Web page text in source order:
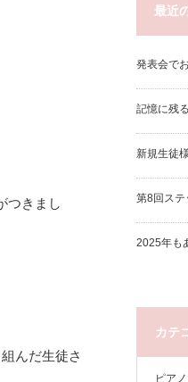
つきまし
んだ生徒さ
最近
発表会で
記憶に残
新規生徒
第8回ステ
2025年も
カテ
ピアノ